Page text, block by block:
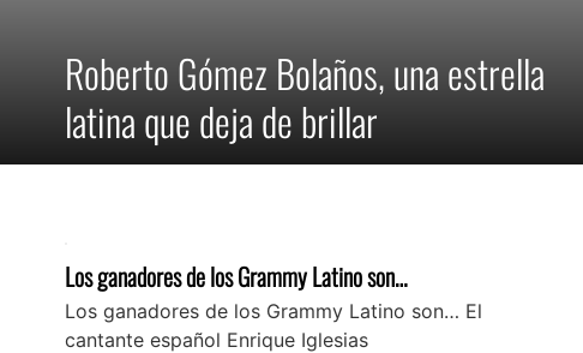
Roberto Gómez Bolaños, una estrella
latina que deja de brillar
Los ganadores de los Grammy Latino son…
Los ganadores de los Grammy Latino son… El
cantante español Enrique Iglesias